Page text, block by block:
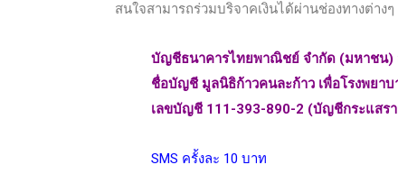
สนใจสามารถร่วมบริจาคเงินได้ผ่านช่องทางต่าง
บัญชีธนาคารไทยพาณิชย์ จำกัด (มหาชน)
ชื่อบัญชี มูลนิธิก้าวคนละก้าว เพื่อโรงพยาบ
เลขบัญชี 111-393-890-2 (บัญชีกระแสร
SMS ครั้งละ 10 บาท